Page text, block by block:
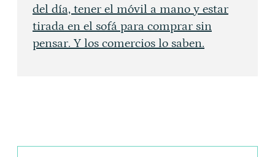
del día, tener el móvil a mano y estar
tirada en el sofá para comprar sin
pensar. Y los comercios lo saben.